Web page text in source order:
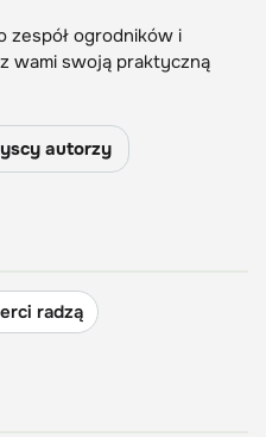
zespół ogrodników i
wami swoją praktyczną
autorzy
radzą